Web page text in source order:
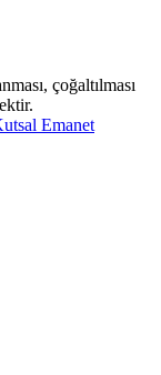
çoğaltılması
Emanet